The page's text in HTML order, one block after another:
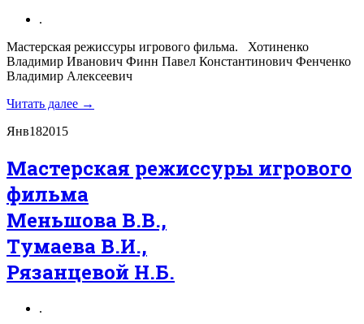
.
Мастерская режиссуры игрового фильма. Хотиненко
Владимир Иванович Финн Павел Константинович Фенченко
Владимир Алексеевич
Читать далее →
Янв182015
Мастерская режиссуры игрового
фильма
Меньшова В.В.,
Тумаева В.И.,
Рязанцевой Н.Б.
.